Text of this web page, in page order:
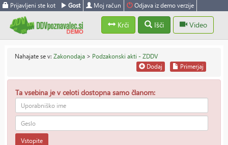
Prijavljeni ste kot Gost Moj račun Odjava iz demo verzije
Krči Išči Video
Nahajate se v: Zakonodaja > Podzakonski akti - ZDDV
Primerjaj
Dodaj
Ta vsebina je v celoti dostopna samo članom:
Vstopite